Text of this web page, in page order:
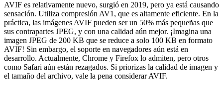
AVIF es relativamente nuevo, surgió en 2019, pero ya está causando
sensación. Utiliza compresión AV1, que es altamente eficiente. En la
práctica, las imágenes AVIF pueden ser un 50% más pequeñas que
sus contrapartes JPEG, y con una calidad aún mejor. ¡Imagina una
imagen JPEG de 200 KB que se reduce a solo 100 KB en formato
AVIF! Sin embargo, el soporte en navegadores aún está en
desarrollo. Actualmente, Chrome y Firefox lo admiten, pero otros
como Safari aún están rezagados. Si priorizas la calidad de imagen y
el tamaño del archivo, vale la pena considerar AVIF.